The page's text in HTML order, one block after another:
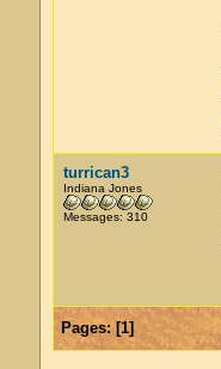
turrican3
Indiana Jones
Messages: 310
Pages:[1]